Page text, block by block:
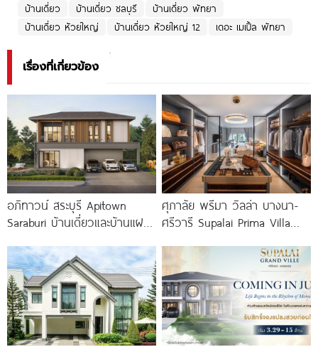
บ้านเดี่ยว
บ้านเดี่ยว ชลบุรี
บ้านเดี่ยว พัทยา
บ้านเดี่ยว ห้วยใหญ่
บ้านเดี่ยว ห้วยใหญ่ 12 เดอะ เมเปิ้ล พัทยา
เรื่องที่เกี่ยวข้อง
อภิทาวน์ สระบุรี Apitown
Saraburi บ้านเดี่ยวและบ้านแฝด
พหลโยธิน ใกล้ Big C
ศุภาลัย พรีมา วิลล่า บางนา-
ศรีวารี Supalai Prima Villa